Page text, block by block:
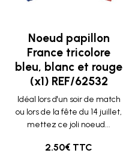
Noeud papillon
France tricolore
bleu, blanc et rouge
(x1) REF/62532
Idéal lors d'un soir de match
ou lors de la fête du 14 juillet,
mettez ce joli noeud...
2.50€ TTC